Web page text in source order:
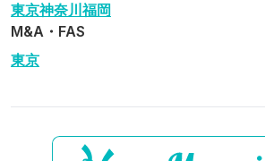
東京神奈川福岡
M&A・FAS
東京